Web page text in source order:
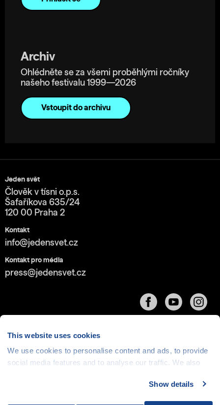
This website uses cookies
We use cookies to personalise content and ads, to provide
social media features and to analyse our traffic. We also
media, advertising and analytics partners who may
Show details
Archiv
Ohlédněte se za všemi proběhlými ročníky
našeho festivalu 1999—2026
Vstoupit do archivu
Jeden svět
Člověk v tísni o.p.s.
Šafaříkova 635/24
120 00 Praha 2
Kontakt
info@jedensvet.cz
Kontakt pro média
press@jedensvet.cz
Cookies| © 1999-2026 Člověk v tísni o.p.s., web běží